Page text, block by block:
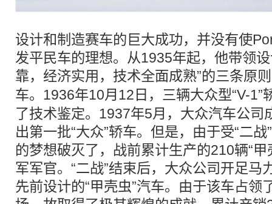
设计和制造赛车的巨大成功，并没有使
发平民车的理想。从1935年起，他带领
靠，经济实用，技术全面成熟”的三条原
车。1936年10月12日，三辆大众型“V-1”
了技术鉴定。1937年5月，大众汽车公司
出第一批“大众”轿车。但是，由于受“二
的梦想破灭了，战前累计生产的210辆“
军军官。“二战”结束后，大众公司开足马
先前设计的“甲壳虫”汽车。由于该车占领